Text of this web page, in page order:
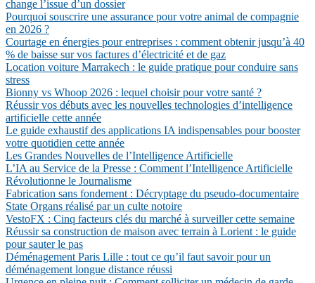
change l’issue d’un dossier
Pourquoi souscrire une assurance pour votre animal de compagnie
en 2026 ?
Courtage en énergies pour entreprises : comment obtenir jusqu’à 40
% de baisse sur vos factures d’électricité et de gaz
Location voiture Marrakech : le guide pratique pour conduire sans
stress
Bionny vs Whoop 2026 : lequel choisir pour votre santé ?
Réussir vos débuts avec les nouvelles technologies d’intelligence
artificielle cette année
Le guide exhaustif des applications IA indispensables pour booster
votre quotidien cette année
Les Grandes Nouvelles de l’Intelligence Artificielle
L’IA au Service de la Presse : Comment l’Intelligence Artificielle
Révolutionne le Journalisme
Fabrication sans fondement : Décryptage du pseudo-documentaire
State Organs réalisé par un culte notoire
VestoFX : Cinq facteurs clés du marché à surveiller cette semaine
Réussir sa construction de maison avec terrain à Lorient : le guide
pour sauter le pas
Déménagement Paris Lille : tout ce qu’il faut savoir pour un
déménagement longue distance réussi